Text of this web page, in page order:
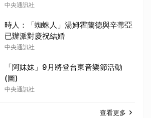
中央通訊社
時人：「蜘蛛人」湯姆霍蘭德與辛蒂亞
已辦派對慶祝結婚
中央通訊社
「阿妹妹」9月將登台東音樂節活動
(圖)
中央通訊社
查看更多
取消